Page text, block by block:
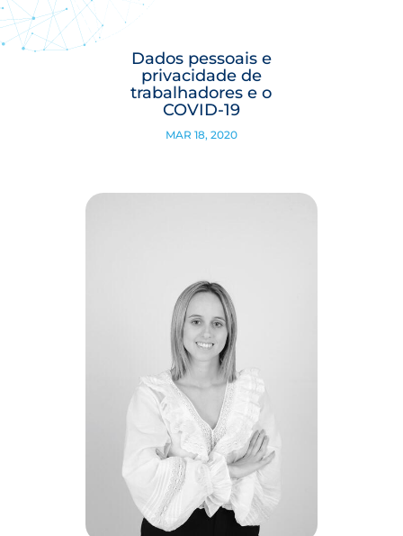
Dados pessoais e
privacidade de
trabalhadores e o
COVID-19
MAR 18, 2020